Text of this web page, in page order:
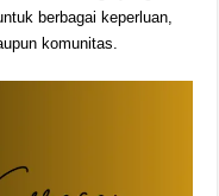
berbagai keperluan,
komunitas.